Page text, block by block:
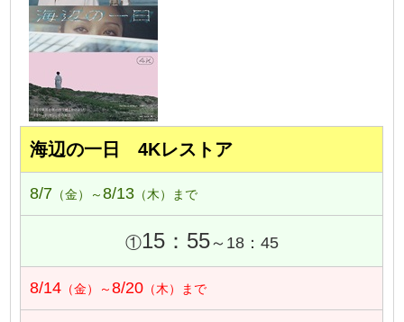
海辺の一日 4Kレストア
8/7 （金）～8/13 （木）まで
①15：55～18：45
8/14 （金）～8/20 （木）まで